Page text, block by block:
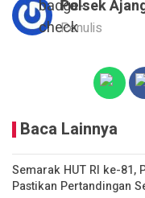
Polsek
Penulis
Baca Lainnya
Semarak HUT RI ke-81,
Pastikan Pertandingan